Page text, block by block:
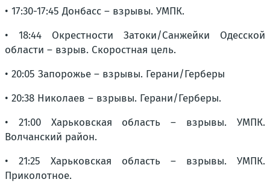
• 17:30-17:45 Донбасс – взрывы. УМПК.
• 18:44 Окрестности Затоки/Санжейки Одесской
области – взрыв. Скоростная цель.
• 20:05 Запорожье – взрывы. Герани/Герберы
• 20:38 Николаев – взрывы. Герани/Герберы.
• 21:00 Харьковская область – взрывы. УМПК.
Волчанский район.
• 21:25 Харьковская область – взрывы. УМПК.
Приколотное.